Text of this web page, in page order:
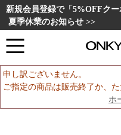
新規会員登録で「5%OFFク
夏季休業のお知らせ >>
申し訳ございません。
ご指定の商品は販売終了か、
ホ